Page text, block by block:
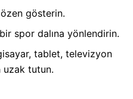
gösterin.
spor dalına yönlendirin.
tablet, televizyon
tutun.